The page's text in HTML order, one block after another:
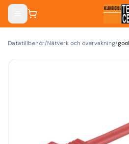
Datatillbehör/Nätverk och övervakning/